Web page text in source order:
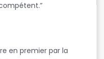
en premier par la